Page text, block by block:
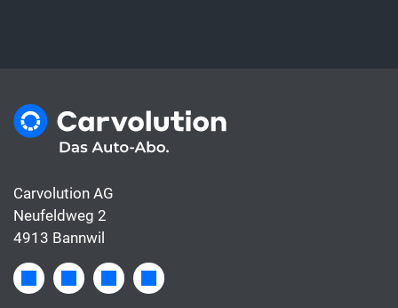
Carvolution AG
Neufeldweg 2
4913 Bannwil